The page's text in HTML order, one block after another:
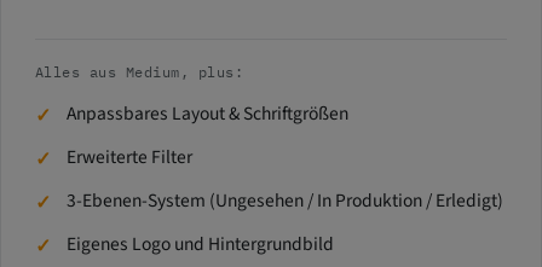
Alles aus Medium, plus:
Anpassbares Layout & Schriftgrößen
Erweiterte Filter
3-Ebenen-System (Ungesehen / In Produktion / Erledigt)
Eigenes Logo und Hintergrundbild